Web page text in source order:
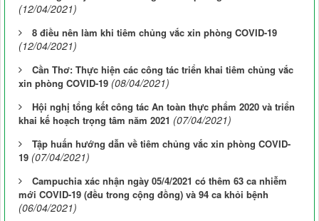
(12/04/2021)
8 điều nên làm khi tiêm chủng vắc xin phòng COVID-19
(12/04/2021)
Cần Thơ: Thực hiện các công tác triển khai tiêm chủng vắc
xin phòng COVID-19 (08/04/2021)
Hội nghị tổng kết công tác An toàn thực phẩm 2020 và triển
khai kế hoạch trọng tâm năm 2021 (07/04/2021)
Tập huấn hướng dẫn về tiêm chủng vắc xin phòng COVID-
19 (07/04/2021)
Campuchia xác nhận ngày 05/4/2021 có thêm 63 ca nhiễm
mới COVID-19 (đều trong cộng đồng) và 94 ca khỏi bệnh
(06/04/2021)